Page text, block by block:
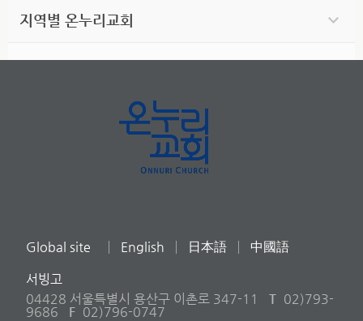
지역별 온누리교회
Global site English 日本語 中國語
서빙고
04428 서울특별시 용산구 이촌로 347-11
T 02)793-
9686
F 02)796-0747